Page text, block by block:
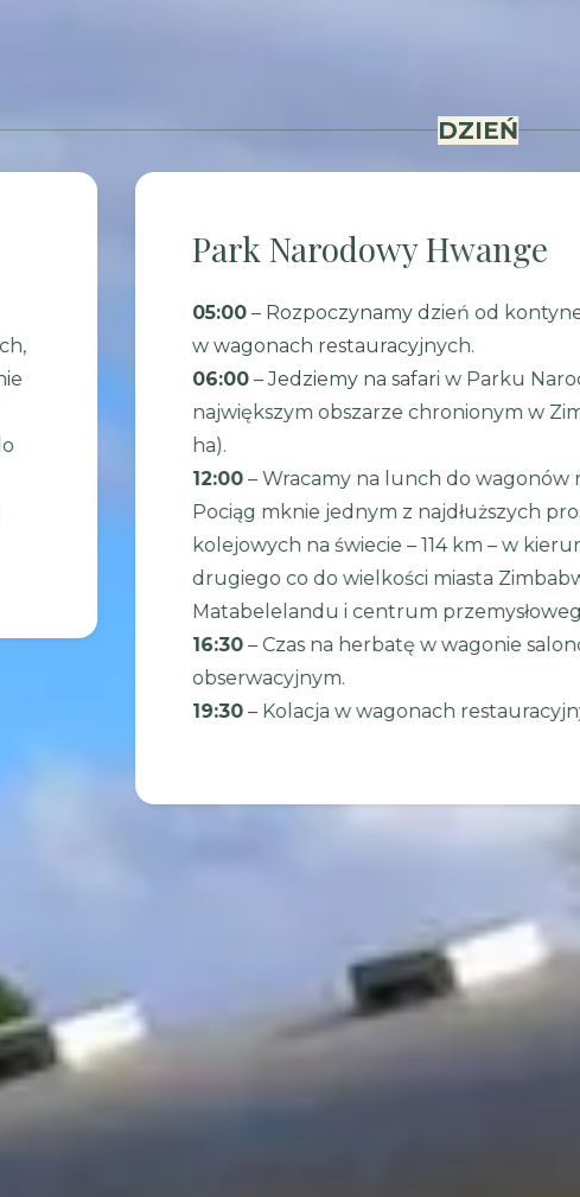
podróż w czasie i niezapomniana przygoda,
DZIEŃ
Park Narodowy Hwange
05:00 – Rozpoczynamy dzień od
w wagonach restauracyjnych.
06:00 – Jedziemy na safari w Parku
największym obszarze chronionym w
ha).
12:00 – Wracamy na lunch do wagonów
Pociąg mknie jednym z najdłuższych
kolejowych na świecie – 114 km – w
drugiego co do wielkości miasta
Matabelelandu i centrum
16:30 – Czas na herbatę w wagonie
obserwacyjnym.
19:30 – Kolacja w wagonach